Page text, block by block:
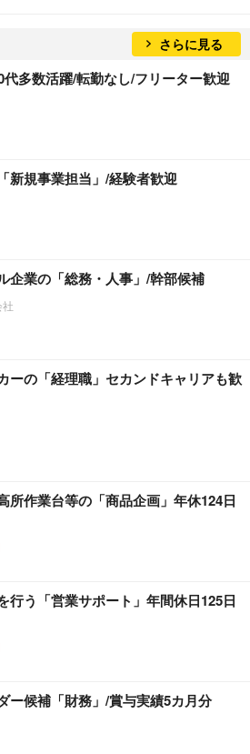
さらに見る
多数活躍/転勤なし/フリーター歓迎
新規事業担当」/経験者歓迎
企業の「総務・人事」/幹部候補
ーの「経理職」セカンドキャリアも歓
所作業台等の「商品企画」年休124日
行う「営業サポート」年間休日125日
ー候補「財務」/賞与実績5カ月分